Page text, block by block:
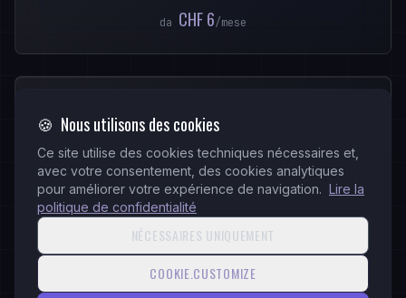
da CHF 6/mese
GALAXY
Gestione social media professionale
daCHF 99/mese
🍪 Nous utilisons des cookies
Ce site utilise des cookies techniques nécessaires et,
avec votre consentement, des cookies analytiques
pour améliorer votre expérience de navigation. Lire la
politique de confidentialité
NÉCESSAIRES UNIQUEMENT
COOKIE.CUSTOMIZE